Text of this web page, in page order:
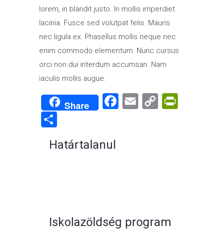
lorem, in blandit justo. In mollis imperdiet
lacinia. Fusce sed volutpat felis. Mauris
nec ligula ex. Phasellus mollis neque nec
enim commodo elementum. Nunc cursus
orci non dui interdum accumsan. Nam
iaculis mollis augue.
Share Facebook
Email
Copy
Határtalanul
Iskolazöldség program